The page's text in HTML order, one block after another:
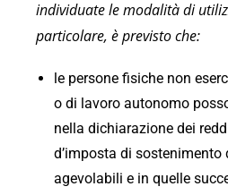
individuate le modalità di
particolare, è previsto che:
le persone fisiche non
o di lavoro autonomo
nella dichiarazione dei
d’imposta di sostenimento
agevolabili e in quelle